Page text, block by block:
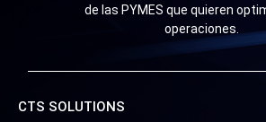
de las PYMES que quieren
operaciones.
CTS SOLUTIONS